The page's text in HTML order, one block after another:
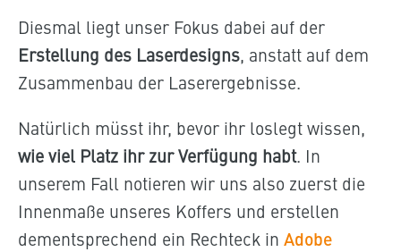
Diesmal liegt unser Fokus dabei auf der
Erstellung des Laserdesigns, anstatt auf dem
Zusammenbau der Laserergebnisse.
Natürlich müsst ihr, bevor ihr loslegt wissen,
wie viel Platz ihr zur Verfügung habt. In
unserem Fall notieren wir uns also zuerst die
Innenmaße unseres Koffers und erstellen
dementsprechend ein Rechteck in Adobe